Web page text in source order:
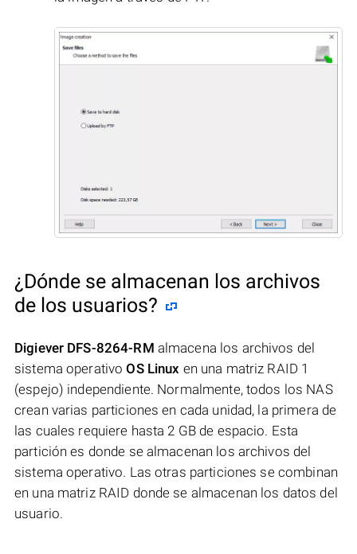
¿Dónde se almacenan los archivos
de los usuarios?
Digiever DFS-8264-RM almacena los archivos del
sistema operativoOS Linux en una matriz RAID 1
(espejo) independiente. Normalmente, todos los NAS
crean varias particiones en cada unidad, la primera de
las cuales requiere hasta 2 GB de espacio. Esta
partición es donde se almacenan los archivos del
sistema operativo. Las otras particiones se combinan
en una matriz RAID donde se almacenan los datos del
usuario.